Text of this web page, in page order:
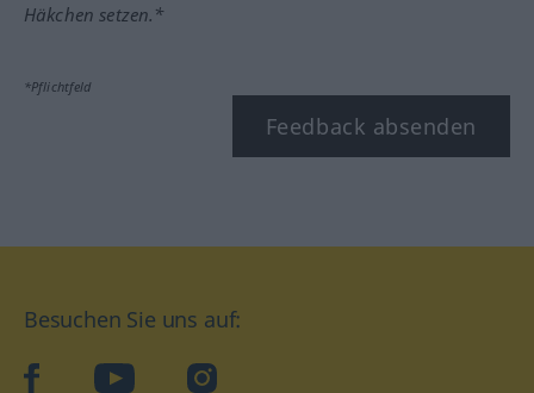
Häkchen setzen.*
*Pflichtfeld
Feedback absenden
Besuchen Sie uns auf:
facebookYouTube Instagram